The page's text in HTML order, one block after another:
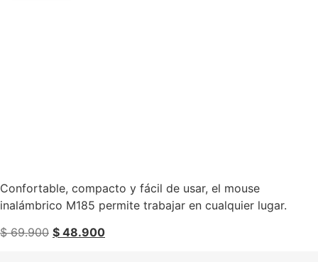
Confortable, compacto y fácil de usar, el mouse
inalámbrico M185 permite trabajar en cualquier lugar.
$69.900 $ 48.900